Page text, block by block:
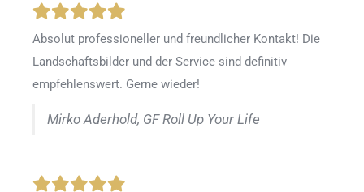
Absolut professioneller und freundlicher Kontakt! Die
Landschaftsbilder und der Service sind definitiv
empfehlenswert. Gerne wieder!
Mirko Aderhold, GF Roll Up Your Life